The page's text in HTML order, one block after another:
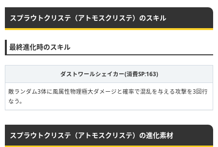
スプラウトクリステ（アトモスクリステ）のスキル
最終進化時のスキル
ダストワールシェイカー(消費SP:163)
敵ランダム3体に風属性物理極大ダメージと確率で混乱を与える攻撃を3回行
なう。
スプラウトクリステ（アトモスクリステ）の進化素材